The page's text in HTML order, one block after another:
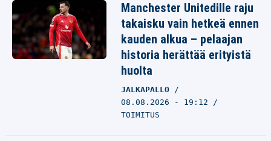
Manchester Unitedille raju
takaisku vain hetkeä ennen
kauden alkua – pelaajan
historia herättää erityistä
huolta
JALKAPALLO
08.08.2026 - 19:12
TOIMITUS